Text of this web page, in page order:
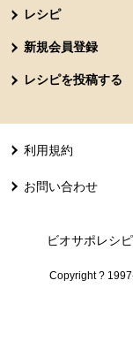
レシピ
新規会員登録
レシピを投稿する
利用規約
お問い合わせ
ビオサポレシ
Copyright ?